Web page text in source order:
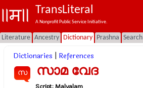
TransLiteral
A Nonprofit Public Service Initiative.
Literature Ancestry Dictionary Prashna Search
Dictionaries References
സ സാമ വേദ